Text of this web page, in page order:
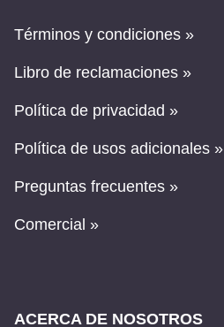
Términos y condiciones »
Libro de reclamaciones »
Política de privacidad »
Política de usos adicionales »
Preguntas frecuentes »
Comercial »
ACERCA DE NOSOTROS